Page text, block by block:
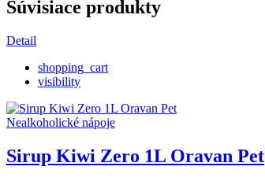
Súvisiace produkty
Detail
shopping_cart
visibility
Nealkoholické nápoje
Sirup Kiwi Zero 1L Oravan Pet